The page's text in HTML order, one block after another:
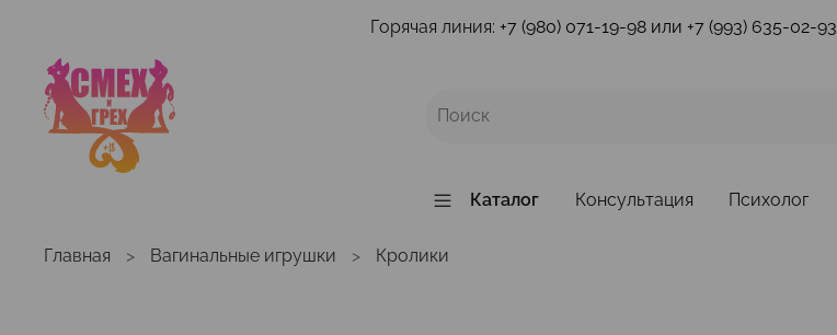
Горячая линия: +7 (980) 071-19-98 или +7 (993) 635-02-93
Каталог Консультация Психолог
Главная Вагинальные игрушки Кролики